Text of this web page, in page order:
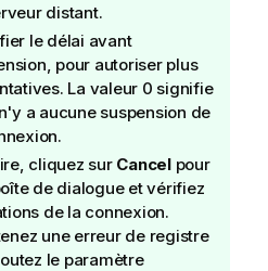
distant.
le délai avant
pour autoriser plus
La valeur 0 signifie
a aucune suspension de
cliquez sur Cancelpour
de dialogue et vérifiez
de la connexion.
une erreur de registre
le paramètre